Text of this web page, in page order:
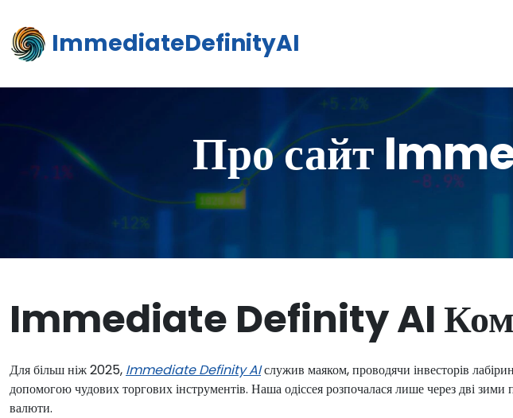
ImmediateDefinityAI
Про сайт
Immediate Definity AI
Для більш ніж 2025, Immediate Definity AIслужив маяком, проводячи інвесторів
допомогою чудових торгових інструментів. Наша одіссея розпочалася лише через дві зими
валюти.